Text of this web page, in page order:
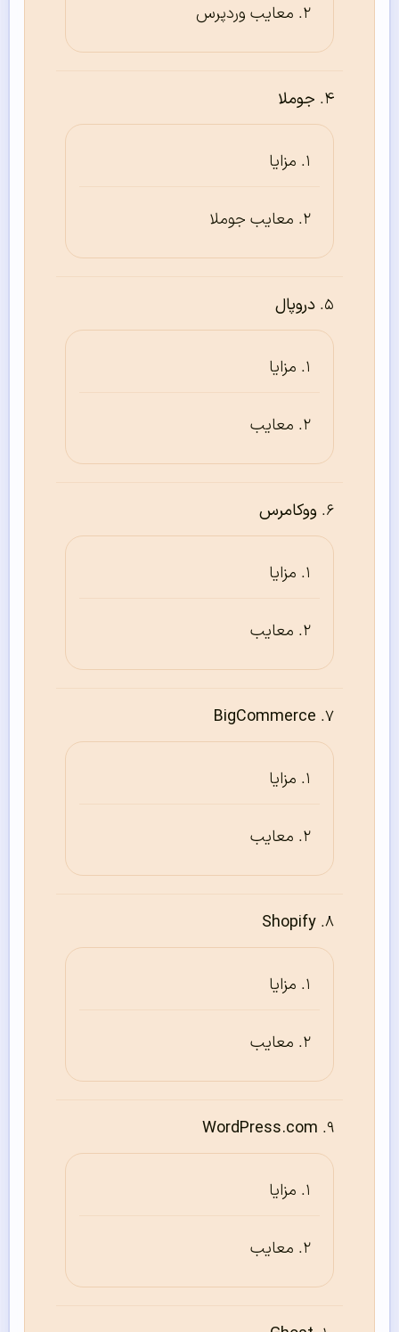
معایب وردپرس
جوملا
مزایا
معایب جوملا
دروپال
مزایا
معایب
ووکامرس
مزایا
معایب
BigCommerce
مزایا
معایب
Shopify
مزایا
معایب
WordPress.com
مزایا
معایب